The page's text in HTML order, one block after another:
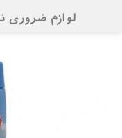
لوازم ضروری